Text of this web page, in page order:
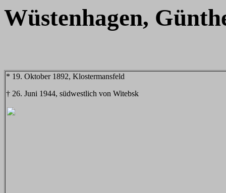
Wüstenhagen,
* 19. Oktober 1892, Klostermansfeld
† 26. Juni 1944, südwestlich von Witebsk